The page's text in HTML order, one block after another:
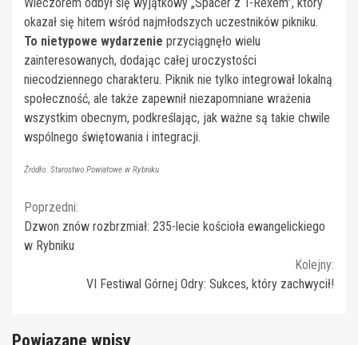
okazał się hitem wśród najmłodszych uczestników pikniku.
To nietypowe wydarzenie przyciągnęło wielu
zainteresowanych, dodając całej uroczystości
niecodziennego charakteru. Piknik nie tylko integrował lokalną
społeczność, ale także zapewnił niezapomniane wrażenia
wszystkim obecnym, podkreślając, jak ważne są takie chwile
wspólnego świętowania i integracji.
Źródło: Starostwo Powiatowe w Rybniku
Continue
Reading
Poprzedni:
Dzwon znów rozbrzmiał: 235-lecie kościoła ewangelickiego
w Rybniku
Kolejny:
VI Festiwal Górnej Odry: Sukces, który zachwycił!
Powiązane wpisy